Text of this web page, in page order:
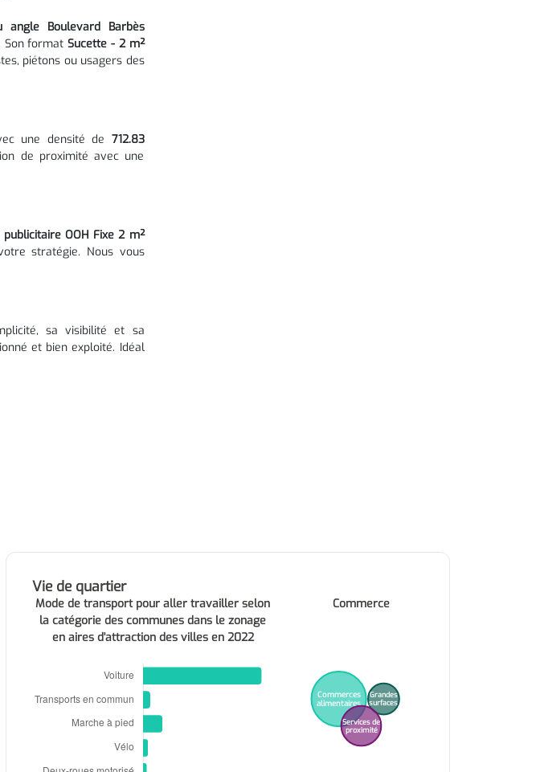
angle Boulevard Barbès
Son formatSucette - 2 m²
piétons ou usagers des
une densité de 712.83
de proximité avec une
OOH Fixe 2 m²
stratégie. Nous vous
sa visibilité et sa
et bien exploité. Idéal
Vie de quartier
Mode de transport pour aller travailler selon
la catégorie des communes dans le zonage
en aires d'attraction des villes en 2022
Commerce
Commerces
alimentaires
Grandes
surfaces
Services de
proximité